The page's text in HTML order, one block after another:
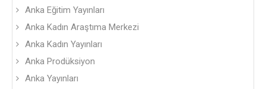
Anka Eğitim Yayınları
Anka Kadın Araştıma Merkezi
Anka Kadın Yayınları
Anka Prodüksiyon
Anka Yayınları